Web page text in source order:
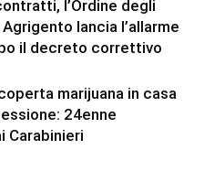
l’Ordine degli
lancia l’allarme
il decreto correttivo
marijuana in casa
24enne
Carabinieri